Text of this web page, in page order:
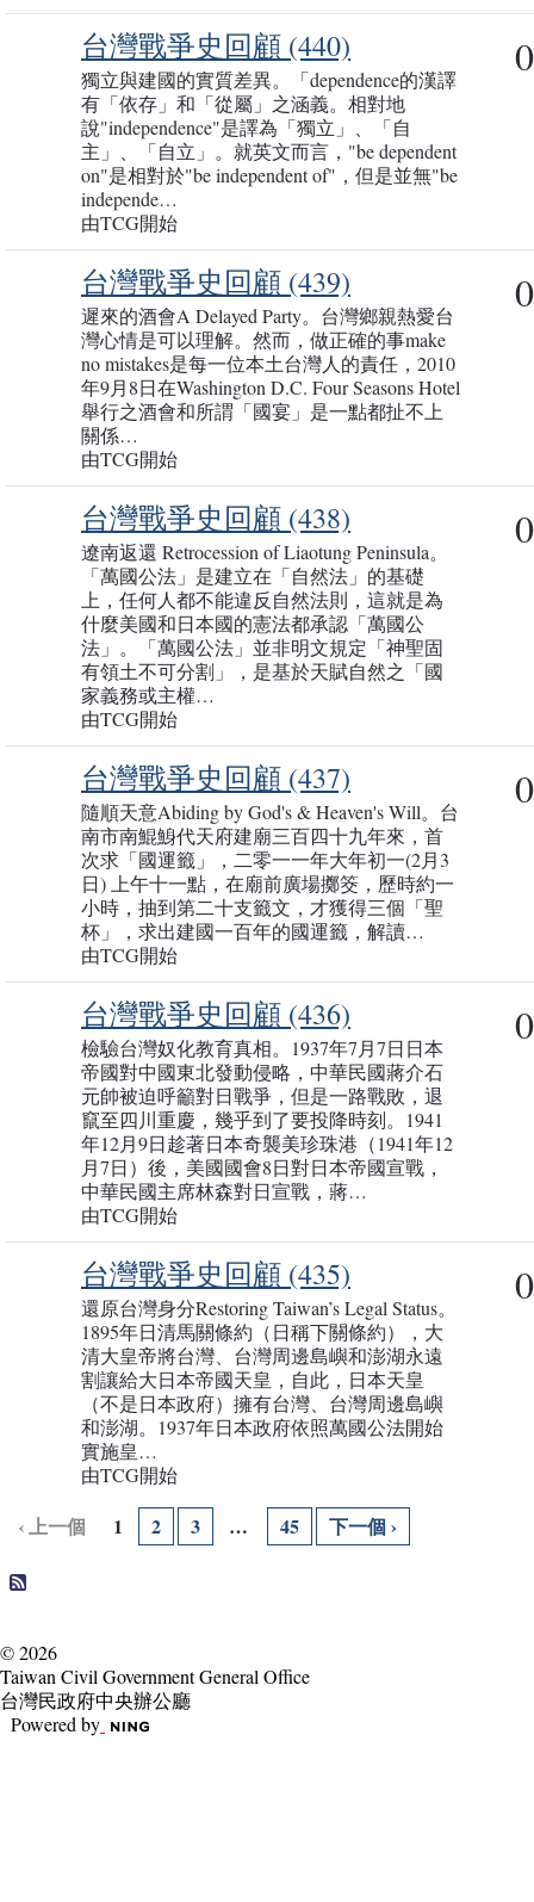
台灣戰爭史回顧 (440)
獨立與建國的實質差異。「dependence的漢譯
有「依存」和「從屬」之涵義。相對地
說"independence"是譯為「獨立」、「自
主」、「自立」。就英文而言，"be dependent
on"是相對於"be independent of"，但是並無"be
independe…
由TCG開始
0
台灣戰爭史回顧 (439)
遲來的酒會A Delayed Party。台灣鄉親熱愛台
灣心情是可以理解。然而，做正確的事make
no mistakes是每一位本土台灣人的責任，2010
年9月8日在Washington D.C. Four Seasons Hotel
舉行之酒會和所謂「國宴」是一點都扯不上
關係…
由TCG開始
0
台灣戰爭史回顧 (438)
遼南返還 Retrocession of Liaotung Peninsula。
「萬國公法」是建立在「自然法」的基礎
上，任何人都不能違反自然法則，這就是為
什麼美國和日本國的憲法都承認「萬國公
法」。「萬國公法」並非明文規定「神聖固
有領土不可分割」，是基於天賦自然之「國
家義務或主權…
由TCG開始
0
台灣戰爭史回顧 (437)
隨順天意Abiding by God's & Heaven's Will。台
南市南鯤鯓代天府建廟三百四十九年來，首
次求「國運籤」，二零一一年大年初一(2月3
日) 上午十一點，在廟前廣場擲筊，歷時約一
小時，抽到第二十支籤文，才獲得三個「聖
杯」，求出建國一百年的國運籤，解讀…
由TCG開始
0
台灣戰爭史回顧 (436)
檢驗台灣奴化教育真相。1937年7月7日日本
帝國對中國東北發動侵略，中華民國蔣介石
元帥被迫呼籲對日戰爭，但是一路戰敗，退
竄至四川重慶，幾乎到了要投降時刻。1941
年12月9日趁著日本奇襲美珍珠港（1941年12
月7日）後，美國國會8日對日本帝國宣戰，
中華民國主席林森對日宣戰，蔣…
由TCG開始
0
台灣戰爭史回顧 (435)
還原台灣身分Restoring Taiwan’s Legal Status。
1895年日清馬關條約（日稱下關條約），大
清大皇帝將台灣、台灣周邊島嶼和澎湖永遠
割讓給大日本帝國天皇，自此，日本天皇
（不是日本政府）擁有台灣、台灣周邊島嶼
和澎湖。1937年日本政府依照萬國公法開始
實施皇…
由TCG開始
0
‹ 上一個 1 2 3 … 45 下一個 ›
© 2026
Taiwan Civil Government General Office
台灣民政府中央辦公廳
Powered by